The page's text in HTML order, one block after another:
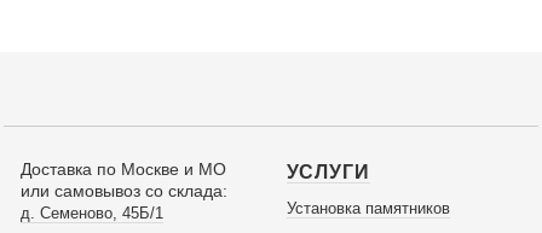
Доставка по Москве и МО
или самовывоз со склада:
д. Семеново, 45Б/1
УСЛУГИ
Установка памятников